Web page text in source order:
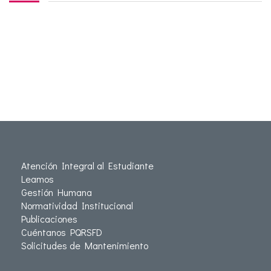
Atención Integral al Estudiante
Leamos
Gestión Humana
Normatividad Institucional
Publicaciones
Cuéntanos PQRSFD
Solicitudes de Mantenimiento